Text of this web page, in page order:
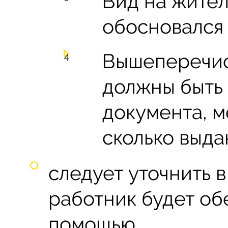
обосновался
должны быть
документа,
сколько
следует уточнить
работник будет